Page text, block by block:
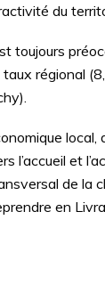
du
toujours
régional
local,
l’accueil et
de la
en